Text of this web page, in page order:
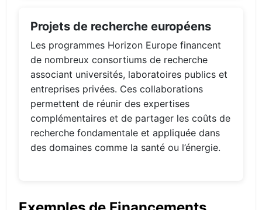
Projets de recherche européens
Les programmes Horizon Europe financent
de nombreux consortiums de recherche
associant universités, laboratoires publics et
entreprises privées. Ces collaborations
permettent de réunir des expertises
complémentaires et de partager les coûts de
recherche fondamentale et appliquée dans
des domaines comme la santé ou l’énergie.